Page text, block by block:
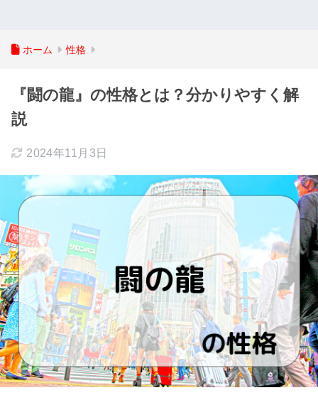
ホーム 性格
『闘の龍』の性格とは？分かりやすく解
説
2024年11月3日